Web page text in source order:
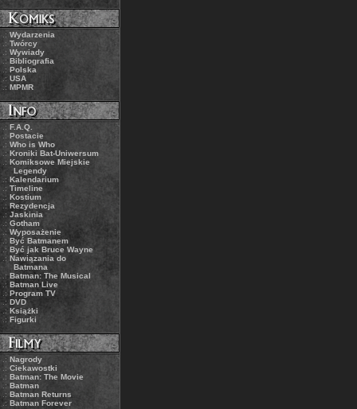
.: Wydarzenia
.: Twórcy
.: Wywiady
.:Bibliografia
.: Polska
.: USA
.: MPMR
.: F.A.Q.
.: Postacie
.: Who is Who
.:Kroniki Bat-Uniwersum
.: Komiksowe Miejskie
Legendy
.: Kalendarium
.: Timeline
.: Kostium
.: Rezydencja
.: Jaskinia
.: Gotham
.:Wyposażenie
.: Być Batmanem
.: Być jak Bruce Wayne
.: Nawiązania do
Batmana
.:Batman: The Musical
.: Batman Live
.: Program TV
.: DVD
.:Książki
.: Figurki
.: Nagrody
.: Ciekawostki
.: Batman: The Movie
.:Batman
.: Batman Returns
.: Batman Forever